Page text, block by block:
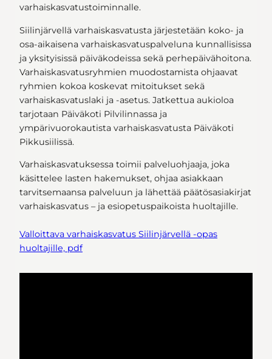
varhaiskasvatustoiminnalle.
Siilinjärvellä varhaiskasvatusta järjestetään koko- ja
osa-aikaisena varhaiskasvatuspalveluna kunnallisissa
ja yksityisissä päiväkodeissa sekä perhepäivähoitona.
Varhaiskasvatusryhmien muodostamista ohjaavat
ryhmien kokoa koskevat mitoitukset sekä
varhaiskasvatuslaki ja -asetus. Jatkettua aukioloa
tarjotaan Päiväkoti Pilvilinnassa ja
ympärivuorokautista varhaiskasvatusta Päiväkoti
Pikkusiilissä.
Varhaiskasvatuksessa toimii palveluohjaaja, joka
käsittelee lasten hakemukset, ohjaa asiakkaan
tarvitsemaansa palveluun ja lähettää päätösasiakirjat
varhaiskasvatus – ja esiopetuspaikoista huoltajille.
Valloittava varhaiskasvatus Siilinjärvellä -opas
huoltajille, pdf